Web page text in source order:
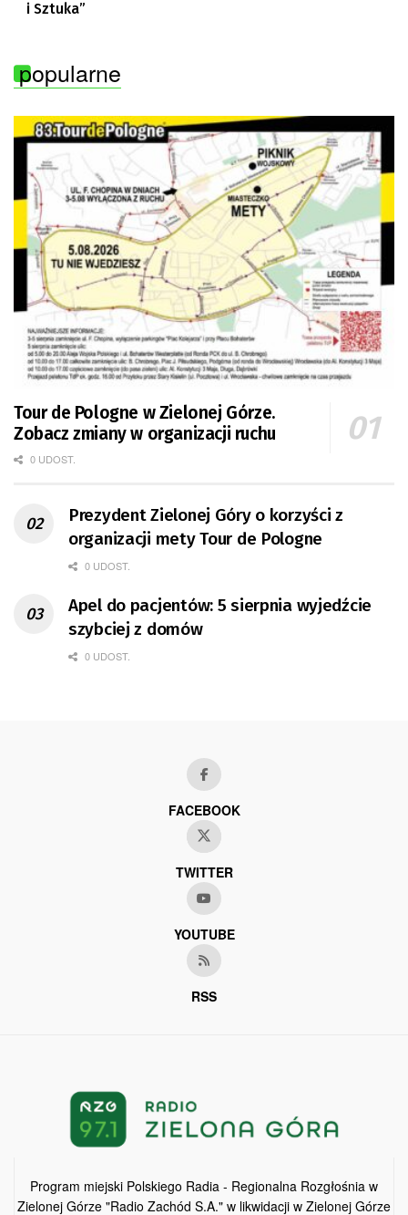
i Sztuka”
popularne
Tour de Pologne w Zielonej Górze.
Zobacz zmiany w organizacji ruchu
0 UDOST.
Prezydent Zielonej Góry o korzyści z
organizacji mety Tour de Pologne
0 UDOST.
Apel do pacjentów: 5 sierpnia wyjedźcie
szybciej z domów
0 UDOST.
FACEBOOK
TWITTER
YOUTUBE
RSS
Program miejski Polskiego Radia - Regionalna Rozgłośnia w
Zielonej Górze "Radio Zachód S.A." w likwidacji w Zielonej Górze